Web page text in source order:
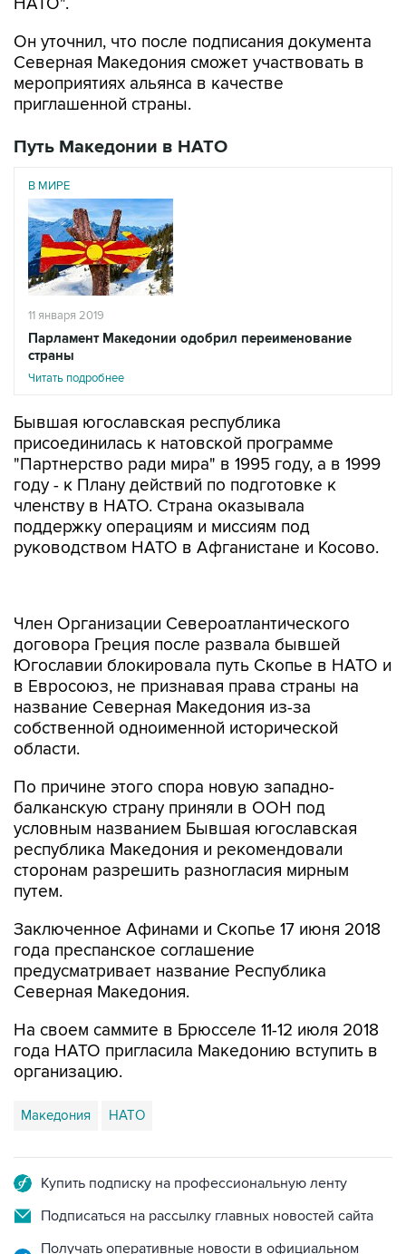
Он уточнил, что после подписания документа
Северная Македония сможет участвовать в
мероприятиях альянса в качестве
приглашенной страны.
Путь Македонии в НАТО
В МИРЕ
11 января 2019
Парламент Македонии одобрил переименование
страны
Читать подробнее
Бывшая югославская республика
присоединилась к натовской программе
"Партнерство ради мира" в 1995 году, а в 1999
году - к Плану действий по подготовке к
членству в НАТО. Страна оказывала
поддержку операциям и миссиям под
руководством НАТО в Афганистане и Косово.
Член Организации Североатлантического
договора Греция после развала бывшей
Югославии блокировала путь Скопье в НАТО и
в Евросоюз, не признавая права страны на
название Северная Македония из-за
собственной одноименной исторической
области.
По причине этого спора новую западно-
балканскую страну приняли в ООН под
условным названием Бывшая югославская
республика Македония и рекомендовали
сторонам разрешить разногласия мирным
путем.
Заключенное Афинами и Скопье 17 июня 2018
года преспанское соглашение
предусматривает название Республика
Северная Македония.
На своем саммите в Брюсселе 11-12 июля 2018
года НАТО пригласила Македонию вступить в
организацию.
Македония НАТО
Купить подписку на профессиональную ленту
Подписаться на рассылку главных новостей сайта
Получать оперативные новости в официальном